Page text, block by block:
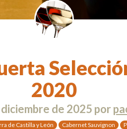
2020
de 2025 por
de Castilla y León Cabernet Sauvignon